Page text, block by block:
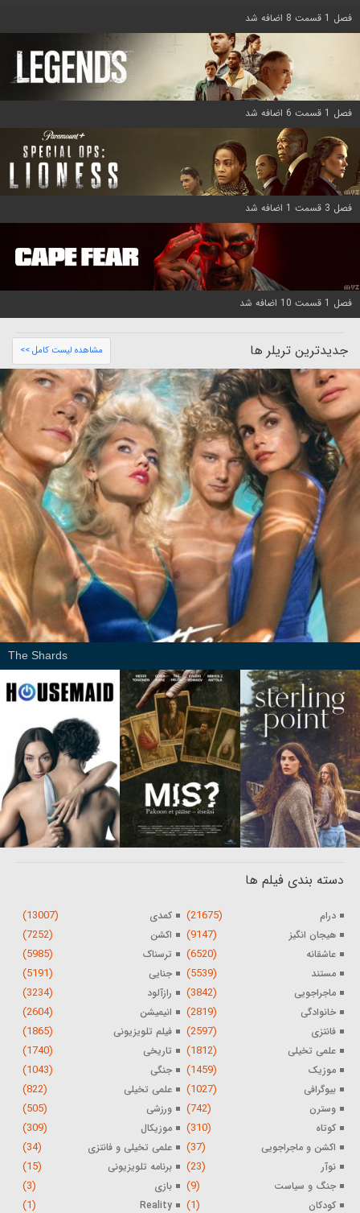
فصل 1 قسمت 8 اضافه شد
فصل 1 قسمت 6 اضافه شد
فصل 3 قسمت 1 اضافه شد
فصل 1 قسمت 10 اضافه شد
جدیدترین تریلر ها مشاهده لیست کامل >>
The Shards
دسته بندی فیلم ها
درام (21675) کمدی (13007)
هیجان انگیز (9147) اکشن (7252)
عاشقانه (6520) ترسناک (5985)
مستند (5539) جنایی (5191)
ماجراجویی (3842) رازآلود (3234)
خانوادگی (2819) انیمیشن (2604)
فانتزی (2597) فیلم تلویزیونی (1865)
علمی تخیلی (1812) تاریخی (1740)
موزیک (1459) جنگی (1043)
بیوگرافی (1027) علمی تخیلی (822)
وسترن (742) ورزشی (505)
کوتاه (310) موزیکال (309)
اکشن و ماجراجویی (37) علمی تخیلی و فانتزی (34)
نوآر (23) برنامه تلویزیونی (15)
جنگ و سیاست (9) بازی (3)
کودکان (1)
Reality
(1)